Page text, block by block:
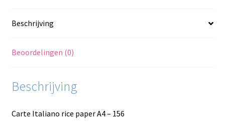
Beschrijving
Beoordelingen (0)
Beschrijving
Carte Italiano rice paper A4 – 156